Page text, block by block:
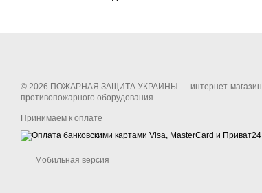
© 2026 ПОЖАРНАЯ ЗАЩИТА УКРАИНЫ — интернет-магазин
противопожарного оборудования
Принимаем к оплате
Мобильная версия